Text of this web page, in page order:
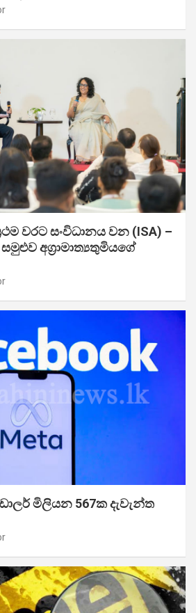
වරට සංවිධානය වන (ISA) –
සමුළුව අග්‍රාමාත්‍යතුමියගේ
මිලියන 567ක දැවැන්ත